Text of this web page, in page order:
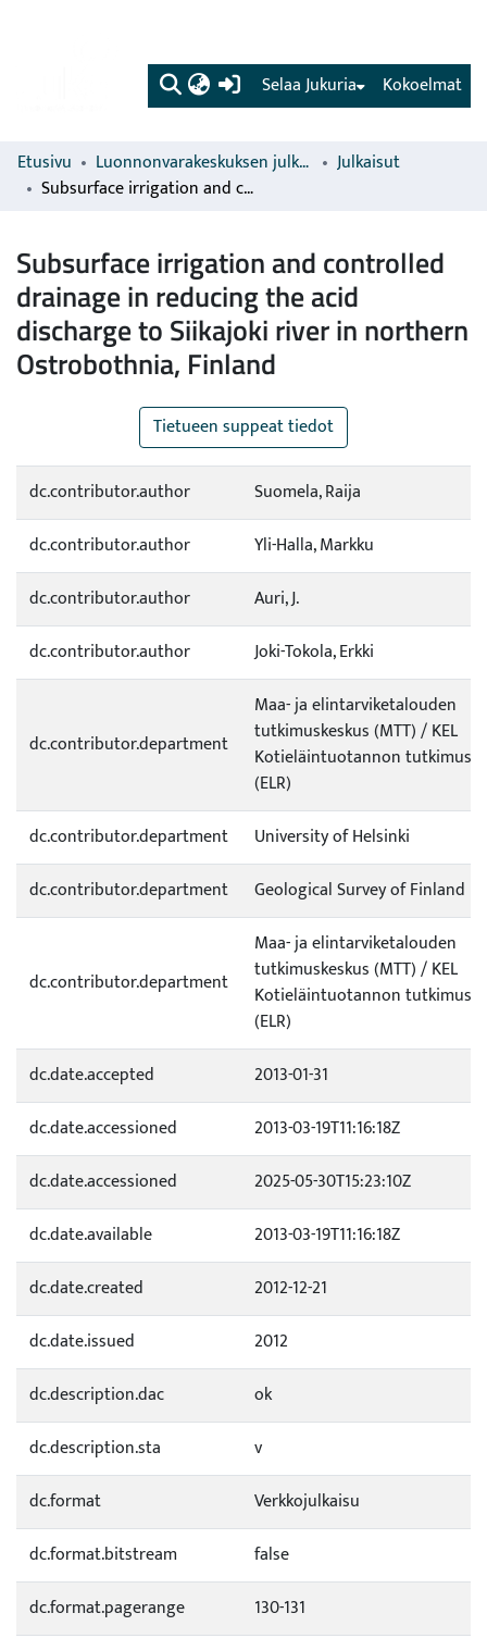
(current) Kokoelmat
Selaa Jukuria
Etusivu Luonnonvarakeskuksen julkaisut
Julkaisut
Subsurface irrigation and controlled drainage in reducing the acid discharge to Siikajoki river in northern Ostrobothnia, Finland
Subsurface irrigation and controlled
drainage in reducing the acid
discharge to Siikajoki river in northern
Ostrobothnia, Finland
Tietueen suppeat tiedot
dc.contributor.author
Suomela, Raija
dc.contributor.author
Yli-Halla, Markku
dc.contributor.author
Auri, J.
dc.contributor.author
Joki-Tokola, Erkki
dc.contributor.department
Maa- ja elintarviketalouden
tutkimuskeskus (MTT) / KEL
Kotieläintuotannon tutkimus /
(ELR)
dc.contributor.department
University of Helsinki
dc.contributor.department
Geological Survey of Finland
dc.contributor.department
Maa- ja elintarviketalouden
tutkimuskeskus (MTT) / KEL
Kotieläintuotannon tutkimus /
(ELR)
dc.date.accepted
2013-01-31
dc.date.accessioned
2013-03-19T11:16:18Z
dc.date.accessioned
2025-05-30T15:23:10Z
dc.date.available
2013-03-19T11:16:18Z
dc.date.created
2012-12-21
dc.date.issued
2012
dc.description.dac
ok
dc.description.sta
v
dc.format
Verkkojulkaisu
dc.format.bitstream
false
dc.format.pagerange
130-131